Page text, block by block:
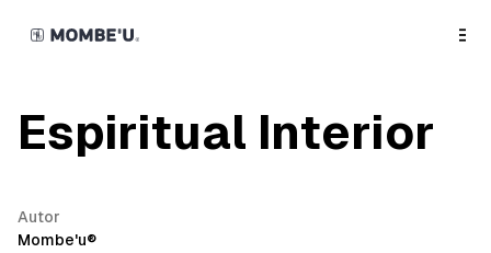
Espiritual Interior
Autor
Mombe'u®